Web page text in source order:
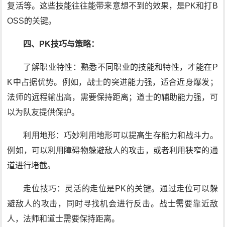
复活等。这些技能往往能带来意想不到的效果，是PK和打B
OSS的关键。
四、PK技巧与策略：
了解职业特性：熟悉不同职业的技能和特性，才能在P
K中占据优势。例如，战士的突进能力强，适合近身爆发；
法师的远程输出高，需要保持距离；道士的辅助能力强，可
以为队友提供保护。
利用地形：巧妙利用地形可以提高生存能力和战斗力。
例如，可以利用障碍物躲避敌人的攻击，或者利用狭窄的通
道进行堵截。
走位技巧：灵活的走位是PK的关键。通过走位可以躲
避敌人的攻击，同时寻找机会进行反击。战士需要靠近敌
人，法师和道士需要保持距离。